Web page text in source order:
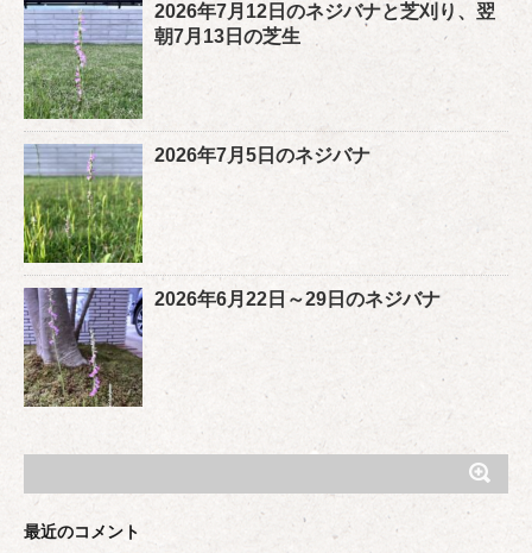
2026年7月12日のネジバナと芝刈り、翌
朝7月13日の芝生
2026年7月5日のネジバナ
2026年6月22日～29日のネジバナ
最近のコメント